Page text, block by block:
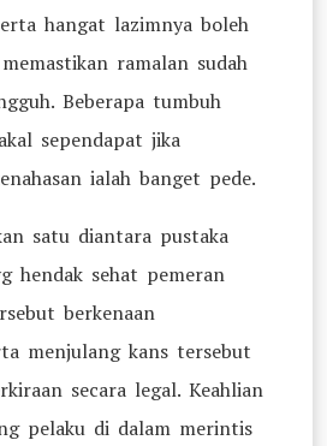
hangat lazimnya boleh
ramalan sudah
Beberapa tumbuh
sependapat jika
ialah banget pede.
satu diantara pustaka
hendak sehat pemeran
berkenaan
menjulang kans tersebut
secara legal. Keahlian
pelaku di dalam merintis